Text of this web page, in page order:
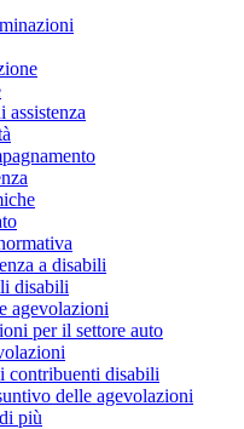
assistenza
a disabili
disabili
agevolazioni
per il settore auto
contribuenti disabili
delle agevolazioni
più